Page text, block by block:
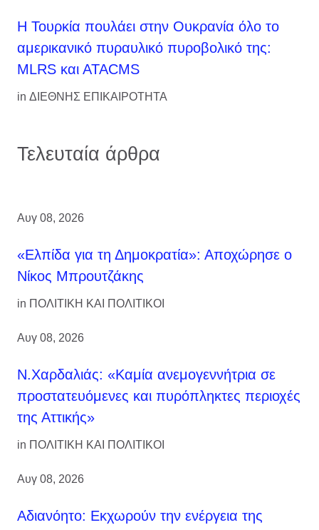
Η Τουρκία πουλάει στην Ουκρανία όλο το
αμερικανικό πυραυλικό πυροβολικό της:
MLRS και ΑΤΑCMS
in ΔΙΕΘΝΗΣ ΕΠΙΚΑΙΡΟΤΗΤΑ
Τελευταία άρθρα
Αυγ 08, 2026
«Ελπίδα για τη Δημοκρατία»: Αποχώρησε ο
Νίκος Μπρουτζάκης
in ΠΟΛΙΤΙΚΗ ΚΑΙ ΠΟΛΙΤΙΚΟΙ
Αυγ 08, 2026
Ν.Χαρδαλιάς: «Καμία ανεμογεννήτρια σε
προστατευόμενες και πυρόπληκτες περιοχές
της Αττικής»
in ΠΟΛΙΤΙΚΗ ΚΑΙ ΠΟΛΙΤΙΚΟΙ
Αυγ 08, 2026
Αδιανόητο: Εκχωρούν την ενέργεια της